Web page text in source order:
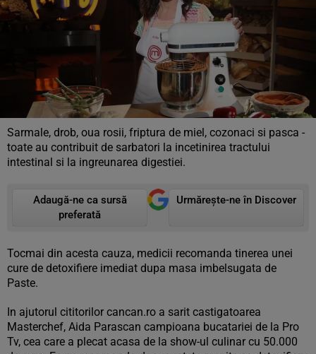
Sarmale, drob, oua rosii, friptura de miel, cozonaci si pasca -
toate au contribuit de sarbatori la incetinirea tractului
intestinal si la ingreunarea digestiei.
Adaugă-ne ca sursă
preferată
Urmărește-ne în Discover
Tocmai din acesta cauza, medicii recomanda tinerea unei
cure de detoxifiere imediat dupa masa imbelsugata de
Paste.
In ajutorul cititorilor cancan.ro a sarit castigatoarea
Masterchef, Aida Parascan campioana bucatariei de la Pro
Tv, cea care a plecat acasa de la show-ul culinar cu 50.000